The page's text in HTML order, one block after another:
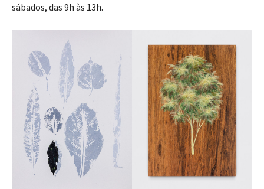
sábados, das 9h às 13h.